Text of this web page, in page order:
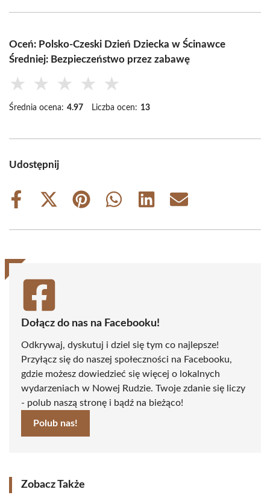
Oceń: Polsko-Czeski Dzień Dziecka w Ścinawce
Średniej: Bezpieczeństwo przez zabawę
★ ★ ★ ★ ★
Średnia ocena: 4.97 Liczba ocen: 13
Udostępnij
Share
Share
(Twitter)
Share
Share
Share
Share
Dołącz do nas na Facebooku!
Odkrywaj, dyskutuj i dziel się tym co najlepsze!
Przyłącz się do naszej społeczności na Facebooku,
gdzie możesz dowiedzieć się więcej o lokalnych
wydarzeniach w Nowej Rudzie. Twoje zdanie się liczy
- polub naszą stronę i bądź na bieżąco!
Polub nas!
Zobacz Także